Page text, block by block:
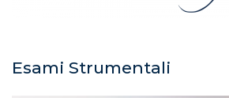
Esami Strumentali